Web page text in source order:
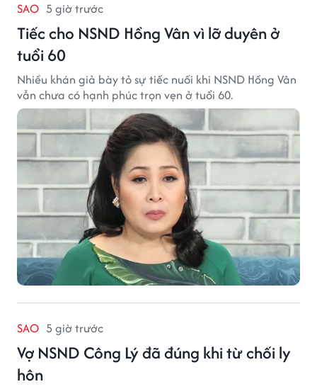
SAO 5 giờ trước
Tiếc cho NSND Hồng Vân vì lỡ duyên ở
tuổi 60
Nhiều khán giả bày tỏ sự tiếc nuối khi NSND Hồng Vân
vẫn chưa có hạnh phúc trọn vẹn ở tuổi 60.
SAO 5 giờ trước
Vợ NSND Công Lý đã đúng khi từ chối ly
hôn